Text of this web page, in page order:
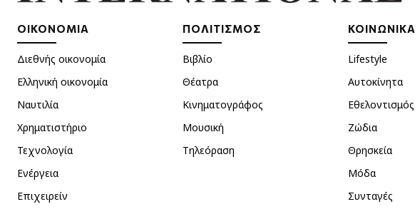
ΟΙΚΟΝΟΜΙΑ
Διεθνής οικονομία
Ελληνική οικονομία
Ναυτιλία
Χρηματιστήριο
Τεχνολογία
Ενέργεια
Επιχειρείν
ΠΟΛΙΤΙΣΜΟΣ
Βιβλίο
Θέατρα
Κινηματογράφος
Μουσική
Τηλεόραση
ΚΟΙΝΩΝΙΚΑ
Lifestyle
Αυτοκίνητα
Εθελοντισμός
Ζώδια
Θρησκεία
Μόδα
Συνταγές